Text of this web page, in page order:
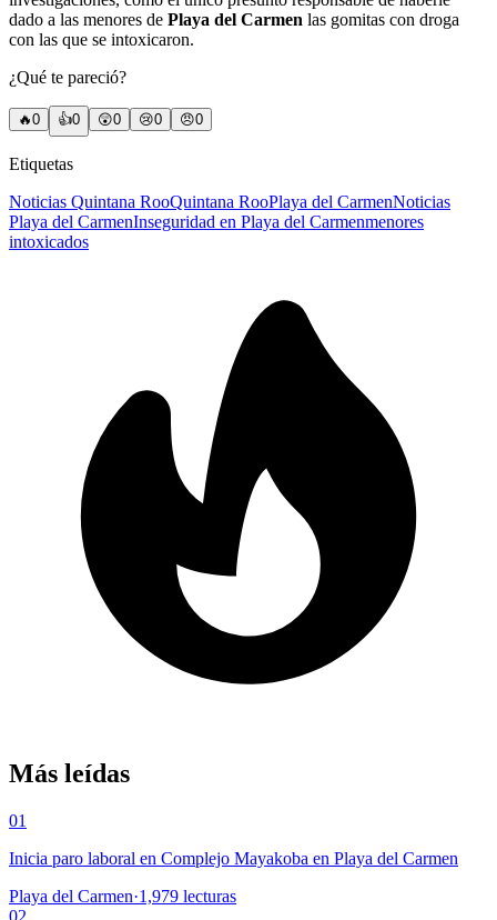
dado a las menores de Playa del Carmen las gomitas con droga
con las que se intoxicaron.
¿Qué te pareció?
🔥0 👍0 😲0 😢0 😠0
Etiquetas
Noticias Quintana RooQuintana RooPlaya del CarmenNoticias
Playa del CarmenInseguridad en Playa del Carmenmenores
intoxicados
Más leídas
01
Inicia paro laboral en Complejo Mayakoba en Playa del Carmen
Playa del Carmen·1,979 lecturas
02